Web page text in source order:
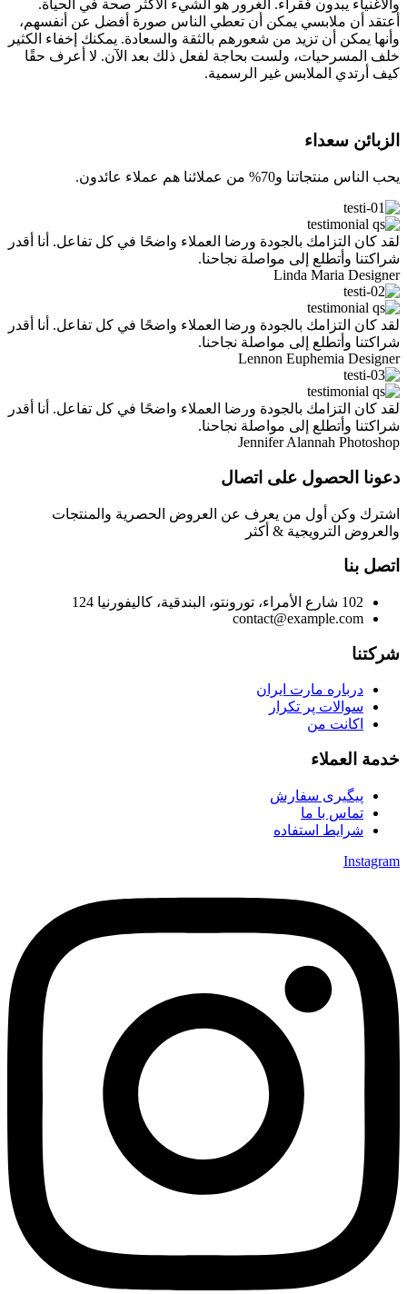
والأغنياء يبدون فقراء. الغرور هو الشيء الأكثر صحة في الحياة.
أعتقد أن ملابسي يمكن أن تعطي الناس صورة أفضل عن أنفسهم،
وأنها يمكن أن تزيد من شعورهم بالثقة والسعادة. يمكنك إخفاء الكثير
خلف المسرحيات، ولست بحاجة لفعل ذلك بعد الآن. لا أعرف حقًا
كيف أرتدي الملابس غير الرسمية.
الزبائن سعداء
يحب الناس منتجاتنا و70% من عملائنا هم عملاء عائدون.
لقد كان التزامك بالجودة ورضا العملاء واضحًا في كل تفاعل. أنا أقدر
شراكتنا وأتطلع إلى مواصلة نجاحنا.
Linda Maria Designer
لقد كان التزامك بالجودة ورضا العملاء واضحًا في كل تفاعل. أنا أقدر
شراكتنا وأتطلع إلى مواصلة نجاحنا.
Lennon Euphemia Designer
لقد كان التزامك بالجودة ورضا العملاء واضحًا في كل تفاعل. أنا أقدر
شراكتنا وأتطلع إلى مواصلة نجاحنا.
Jennifer Alannah Photoshop
دعونا الحصول على اتصال
اشترك وكن أول من يعرف عن العروض الحصرية والمنتجات
والعروض الترويجية & أكثر
اتصل بنا
102 شارع الأمراء، تورونتو، البندقية، كاليفورنيا 124
contact@example.com
شركتنا
درباره مارت ایران
سوالات پر تکرار
اکانت من
خدمة العملاء
پیگیری سفارش
تماس با ما
شرایط استفاده
Instagram